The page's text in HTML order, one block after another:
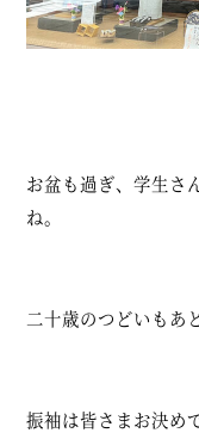
お盆も過ぎ、学生さ
ね。
二十歳のつどいもあ
振袖は皆さまお決め